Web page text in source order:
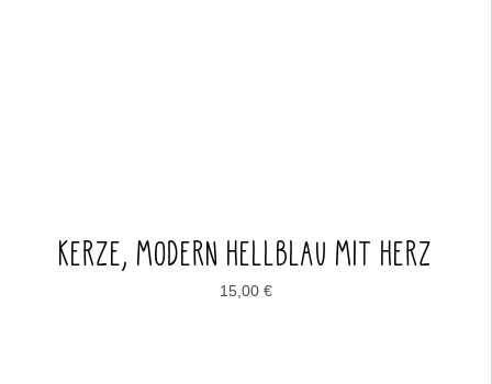
KERZE, MODERN HELLBLAU MIT HERZ
15,00 €